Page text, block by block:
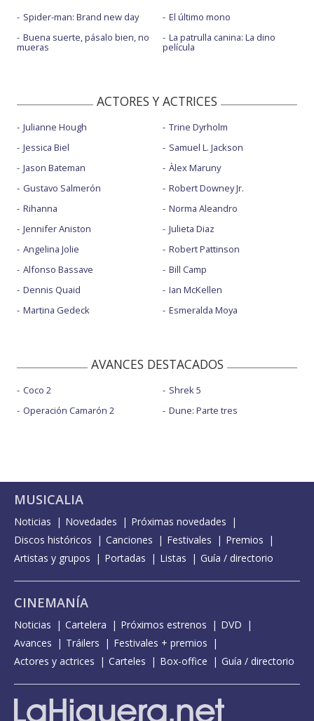
Spider-man: Brand new day
Buena suerte, pásalo bien, no
mueras
El último mono
La patrulla canina: La dino
película
ACTORES Y ACTRICES
Julianne Hough
Jessica Biel
Jason Bateman
Gustavo Salmerón
Rihanna
Jennifer Aniston
Angelina Jolie
Alfonso Bassave
Dennis Quaid
Martina Gedeck
Trine Dyrholm
Samuel L. Jackson
Àlex Maruny
Robert Downey Jr.
Norma Aleandro
Julieta Diaz
Robert Pattinson
Bill Camp
Ian McKellen
Esmeralda Moya
AVANCES DESTACADOS
Coco 2
Operación Camarón 2
Shrek 5
Dune: Parte tres
MUSICALIA
Noticias Novedades
Próximas novedades
Discos históricos
Canciones Festivales
Premios
Artistas y grupos
Portadas Listas Guía / directorio
CINEMANÍA
Noticias Cartelera Próximos estrenos
DVD
Avances
Tráilers
Festivales + premios
Actores y actrices
Carteles Box-office Guía / directorio